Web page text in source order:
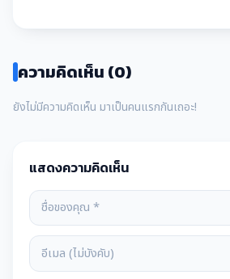
ความคิดเห็น (0)
ยังไม่มีความคิดเห็น มาเป็นคนแรกกันเถอะ!
แสดงความคิดเห็น